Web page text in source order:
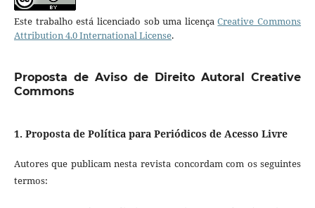
Este trabalho está licenciado sob uma licençaCreative Commons
Attribution 4.0 International License.
Proposta de Aviso de Direito Autoral Creative
Commons
1. Proposta de Política para Periódicos de Acesso Livre
Autores que publicam nesta revista concordam com os seguintes
termos: